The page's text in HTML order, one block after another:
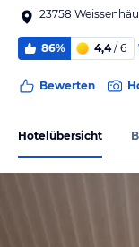
23758
86% 4,4/ 6
Bewerten
Hotelübersicht